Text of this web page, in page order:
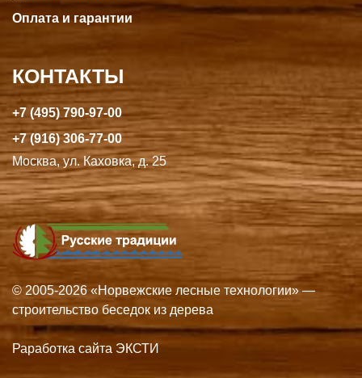
Оплата и гарантии
КОНТАКТЫ
+7 (495) 790-97-00
+7 (916) 306-77-00
Москва, ул. Каховка, д. 25
© 2005-2026 «Норвежские лесные технологии» —
строительство беседок из дерева
Раработка сайта ЭКСТИ